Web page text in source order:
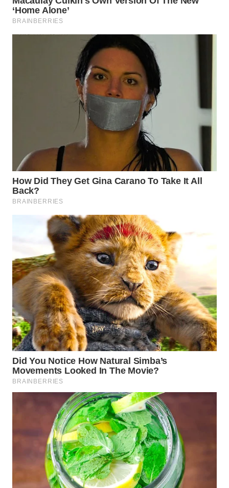
WAHANA
TRAVEL
CO ID
WAHANANEWS
NET
UMKM
WAHANA
SELEB
WAHANA
PERSONA
WAHANA
OTOMOTIF
WAHANA
WISATA